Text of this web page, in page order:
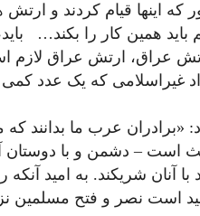
که اینها قیام کردند و
همین کار را بکند…
عراق، ارتش عراق
غیراسلامی که یک عدد
«برادران عرب ما بدانند که
است – دشمن و با دوستان
آنان شریکند. به امید
است نصر و فتح مسلمین